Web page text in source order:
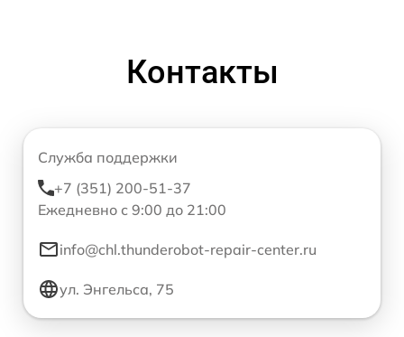
Контакты
Служба поддержки
+7 (351) 200-51-37
Ежедневно с 9:00 до 21:00
info@chl.thunderobot-repair-center.ru
ул. Энгельса, 75